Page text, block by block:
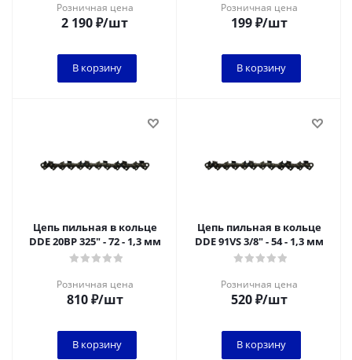
Розничная цена
2 190₽/шт
В корзину
Розничная цена
199₽/шт
В корзину
Цепь пильная в кольце
DDE 20BP 325" - 72 - 1,3 мм
Розничная цена
810₽/шт
В корзину
Цепь пильная в кольце
DDE 91VS 3/8" - 54 - 1,3 мм
Розничная цена
520₽/шт
В корзину